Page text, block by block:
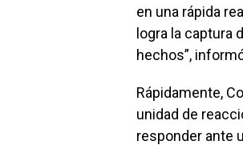
en una rápida
logra la captura
hechos”,
Rápidamente,
unidad de
responder ante